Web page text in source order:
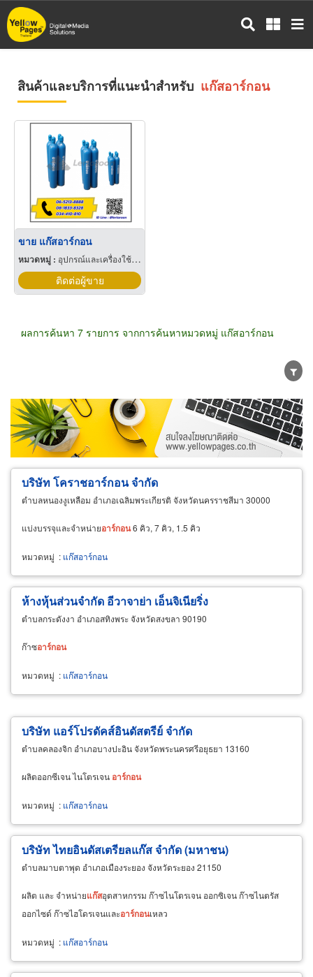
ข้าม
ไป
สินค้าและบริการที่แนะนำสำหรับ แก๊สอาร์กอน
ขาย แก๊สอาร์กอน
หมวดหมู่ : อุปกรณ์และเครื่องใช้เชื่อมโลหะ
ติดต่อผู้ขาย
ผลการค้นหา 7 รายการ จากการค้นหาหมวดหมู่ แก๊สอาร์กอน
ขายส่ง ขายปลีก ผู้ผลิต
ตัวแทนจัดจำหน่าย
ผู้ส่งออก/นำเข้า
ธุรกิจบริการ
บริษัท โคราชอาร์กอน จำกัด
ตำบลหนองงูเหลือม อำเภอเฉลิมพระเกียรติ จังหวัดนครราชสีมา 30000
แบ่งบรรจุและจำหน่ายอาร์กอน6 คิว, 7 คิว, 1.5 คิว
หมวดหมู่ : แก๊สอาร์กอน
ห้างหุ้นส่วนจำกัด อีวาจาย่า เอ็นจิเนียริ่ง
ตำบลกระดังงา อำเภอสทิงพระ จังหวัดสงขลา 90190
ก๊าซอาร์กอน
หมวดหมู่ : แก๊สอาร์กอน
บริษัท แอร์โปรดัคส์อินดัสตรีย์ จำกัด
ตำบลคลองจิก อำเภอบางปะอิน จังหวัดพระนครศรีอยุธยา 13160
ผลิตออกซีเจน ไนโตรเจน อาร์กอน
หมวดหมู่ : แก๊สอาร์กอน
บริษัท ไทยอินดัสเตรียลแก๊ส จำกัด (มหาชน)
ตำบลมาบตาพุด อำเภอเมืองระยอง จังหวัดระยอง 21150
ผลิต และ จำหน่ายแก๊สอุตสาหกรรม ก๊าซไนโตรเจน ออกซิเจน ก๊าซไนตรัส
ออกไซด์ ก๊าซไฮโดรเจนและอาร์กอนเหลว
หมวดหมู่ : แก๊สอาร์กอน